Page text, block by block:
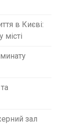
в Києві:
зал